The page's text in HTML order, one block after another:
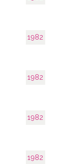
1982
1982
1982
1982